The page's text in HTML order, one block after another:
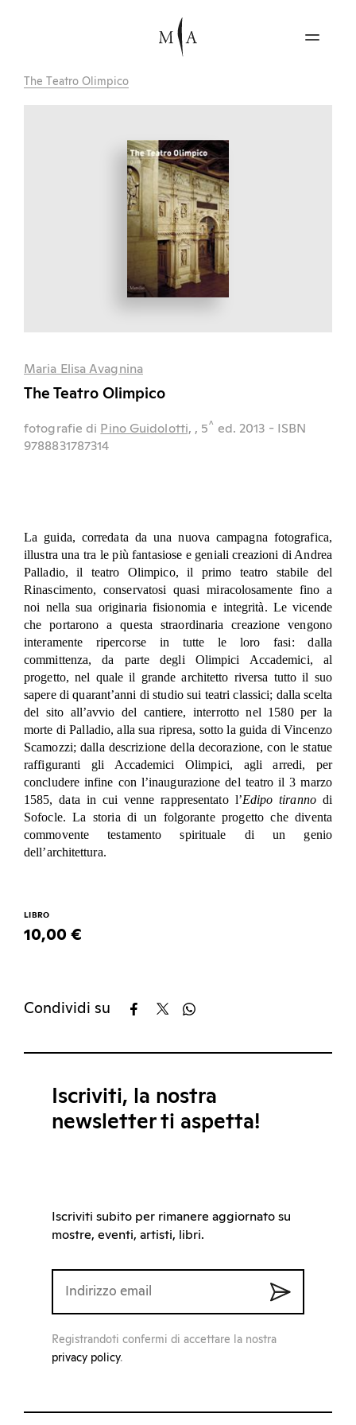
The Teatro Olimpico
Maria Elisa Avagnina
The Teatro Olimpico
fotografie di Pino Guidolotti, , 5^ ed. 2013 - ISBN
9788831787314
La guida, corredata da una nuova campagna fotografica,
illustra una tra le più fantasiose e geniali creazioni di Andrea
Palladio, il teatro Olimpico, il primo teatro stabile del
Rinascimento, conservatosi quasi miracolosamente fino a
noi nella sua originaria fisionomia e integrità. Le vicende
che portarono a questa straordinaria creazione vengono
interamente ripercorse in tutte le loro fasi: dalla
committenza, da parte degli Olimpici Accademici, al
progetto, nel quale il grande architetto riversa tutto il suo
sapere di quarant’anni di studio sui teatri classici; dalla scelta
del sito all’avvio del cantiere, interrotto nel 1580 per la
morte di Palladio, alla sua ripresa, sotto la guida di Vincenzo
Scamozzi; dalla descrizione della decorazione, con le statue
raffiguranti gli Accademici Olimpici, agli arredi, per
concludere infine con l’inaugurazione del teatro il 3 marzo
1585, data in cui venne rappresentato l’Edipo tiranno di
Sofocle. La storia di un folgorante progetto che diventa
commovente testamento spirituale di un genio
dell’architettura.
LIBRO
10,00 €
Condividi su
Iscriviti, la nostra
newsletter ti aspetta!
Iscriviti subito per rimanere aggiornato su
mostre, eventi, artisti, libri.
Registrandoti confermi di accettare la nostra
privacy policy.